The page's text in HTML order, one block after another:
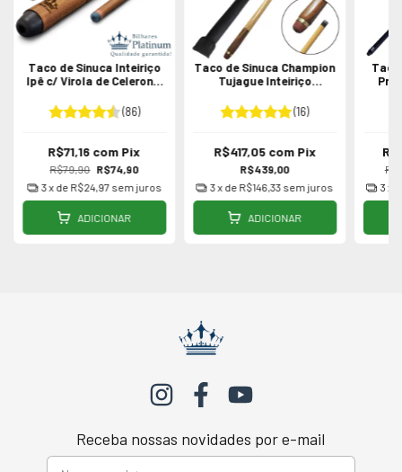
Taco de Sinuca Inteiriço
Ipê c/ Virola de Celeron e
(86)
R$79,90 R$74,90
R$71,16 com Pix
3x de R$24,97 sem juros
ADICIONAR
Taco de Sinuca Champion
Tujague Inteiriço
(16)
R$439,00
R$417,05 com Pix
3 x de R$146,33 sem juros
ADICIONAR
Taco
3 x
Receba nossas novidades por e-mail